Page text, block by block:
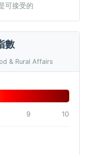
可接受的
數
& Rural Affairs
9 10